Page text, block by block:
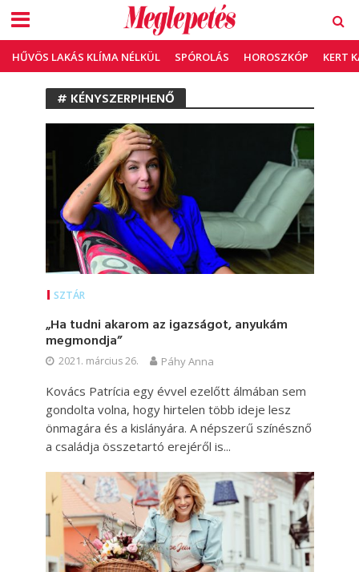
HŰVÖS LAKÁS KLÍMA NÉLKÜL SPÓROLÁS HOROSZKÓP KERT
# KÉNYSZERPIHENŐ
SZTÁR
„Ha tudni akarom az igazságot, anyukám
megmondja”
2021. március 26. Páhy Anna
Kovács Patrícia egy évvel ezelőtt álmában sem
gondolta volna, hogy hirtelen több ideje lesz
önmagára és a kislányára. A népszerű színésznő
a családja összetartó erejéről is...